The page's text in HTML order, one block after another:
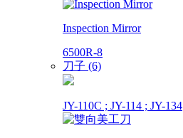
Inspection Mirror
6500R-8
刀子 (6)
JY-110C ; JY-114 ; JY-134